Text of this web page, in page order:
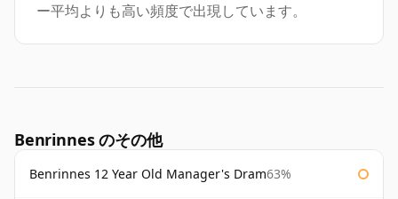
ー平均よりも高い頻度で出現しています。
Benrinnes のその他
Benrinnes 12 Year Old Manager's Dram63%